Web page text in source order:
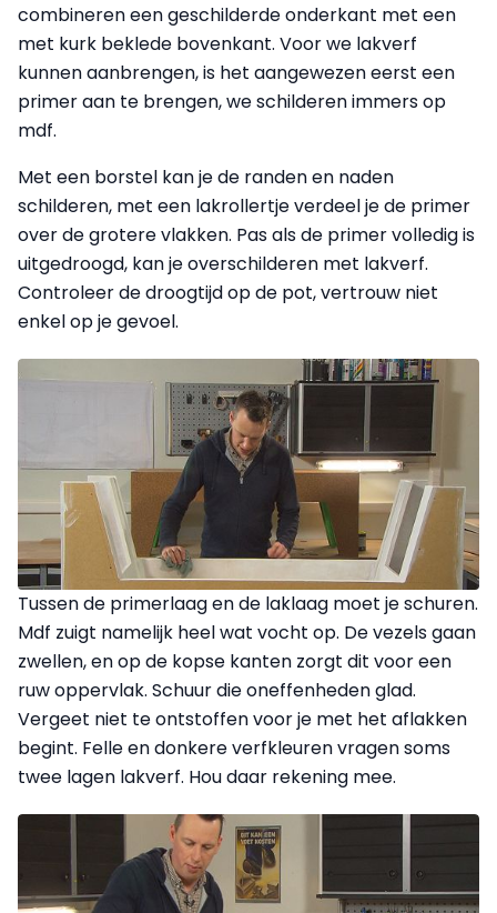
combineren een geschilderde onderkant met een
met kurk beklede bovenkant. Voor we lakverf
kunnen aanbrengen, is het aangewezen eerst een
primer aan te brengen, we schilderen immers op
mdf.
Met een borstel kan je de randen en naden
schilderen, met een lakrollertje verdeel je de primer
over de grotere vlakken. Pas als de primer volledig is
uitgedroogd, kan je overschilderen met lakverf.
Controleer de droogtijd op de pot, vertrouw niet
enkel op je gevoel.
Tussen de primerlaag en de laklaag moet je schuren.
Mdf zuigt namelijk heel wat vocht op. De vezels gaan
zwellen, en op de kopse kanten zorgt dit voor een
ruw oppervlak. Schuur die oneffenheden glad.
Vergeet niet te ontstoffen voor je met het aflakken
begint. Felle en donkere verfkleuren vragen soms
twee lagen lakverf. Hou daar rekening mee.